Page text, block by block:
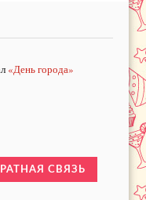
«День города»
СВЯЗЬ